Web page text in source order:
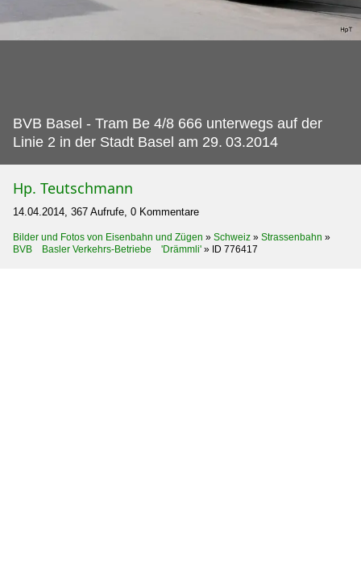
BVB Basel - Tram Be 4/8 666 unterwegs auf der
Linie 2 in der Stadt Basel am 29. 03.2014
Hp. Teutschmann
14.04.2014, 367 Aufrufe, 0 Kommentare
Bilder und Fotos von Eisenbahn und Zügen » Schweiz » Strassenbahn »
BVB Basler Verkehrs-Betriebe 'Drämmli' » ID 776417